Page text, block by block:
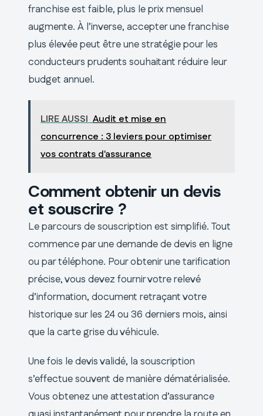
franchise est faible, plus le prix mensuel
augmente. À l’inverse, accepter une franchise
plus élevée peut être une stratégie pour les
conducteurs prudents souhaitant réduire leur
budget annuel.
LIRE AUSSI Audit et mise en
concurrence : 3 leviers pour optimiser
vos contrats d'assurance
Comment obtenir un devis
et souscrire ?
Le parcours de souscription est simplifié. Tout
commence par une demande de devis en ligne
ou par téléphone. Pour obtenir une tarification
précise, vous devez fournir votre relevé
d’information, document retraçant votre
historique sur les 24 ou 36 derniers mois, ainsi
que la carte grise du véhicule.
Une fois le devis validé, la souscription
s’effectue souvent de manière dématérialisée.
Vous obtenez une attestation d’assurance